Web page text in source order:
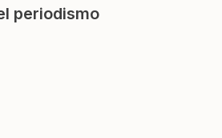
periodismo